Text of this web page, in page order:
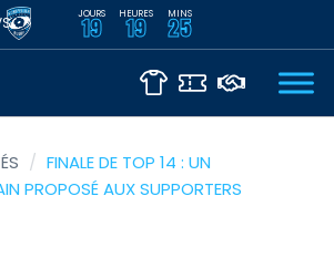
JOURS
19 HEURES
19 MINS
25
/ FINALE DE TOP 14 : UN
PROPOSÉ AUX SUPPORTERS